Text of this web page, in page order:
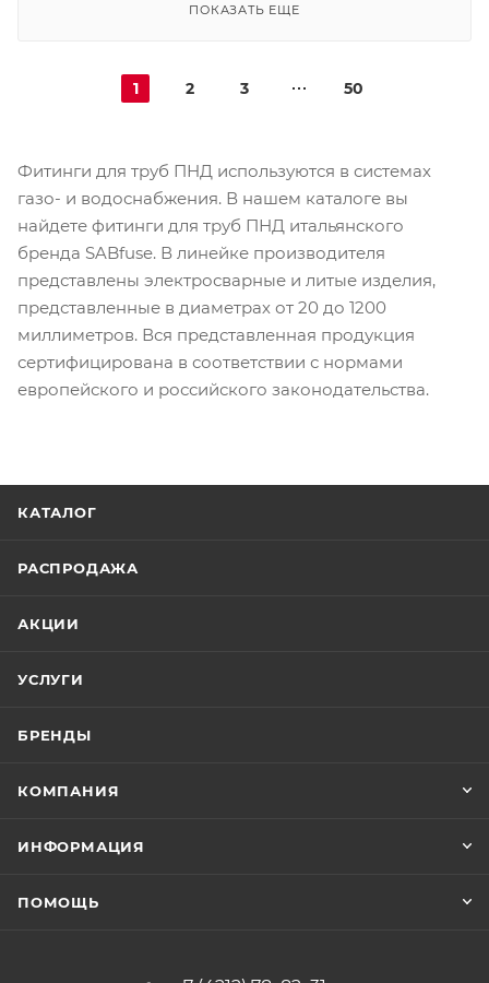
ПОКАЗАТЬ ЕЩЕ
1 2 3 50
Фитинги для труб ПНД используются в системах
газо- и водоснабжения. В нашем каталоге вы
найдете фитинги для труб ПНД итальянского
бренда SABfuse. В линейке производителя
представлены электросварные и литые изделия,
представленные в диаметрах от 20 до 1200
миллиметров. Вся представленная продукция
сертифицирована в соответствии с нормами
европейского и российского законодательства.
КАТАЛОГ
РАСПРОДАЖА
АКЦИИ
УСЛУГИ
БРЕНДЫ
КОМПАНИЯ
ИНФОРМАЦИЯ
ПОМОЩЬ